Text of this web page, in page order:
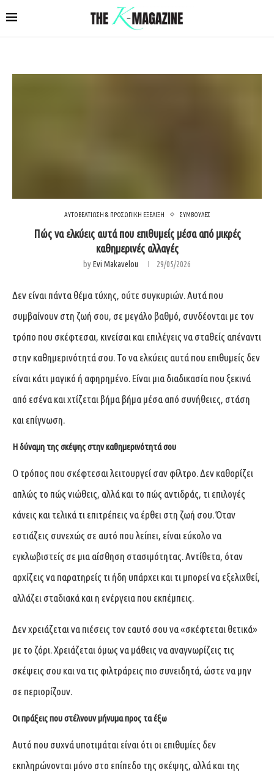
ΑΥΤΟΒΕΛΤΙΩΣΗ & ΠΡΟΣΩΠΙΚΗ ΕΞΕΛΙΞΗ ΣΥΜΒΟΥΛΕΣ
Πώς να ελκύεις αυτά που επιθυμείς μέσα από μικρές
καθημερινές αλλαγές
byEvi Makavelou 29/05/2026
Δεν είναι πάντα θέμα τύχης, ούτε συγκυριών. Αυτά που
συμβαίνουν στη ζωή σου, σε μεγάλο βαθμό, συνδέονται με τον
τρόπο που σκέφτεσαι, κινείσαι και επιλέγεις να σταθείς απέναντι
στην καθημερινότητά σου. Το να ελκύεις αυτά που επιθυμείς δεν
είναι κάτι μαγικό ή αφηρημένο. Είναι μια διαδικασία που ξεκινά
από εσένα και χτίζεται βήμα βήμα μέσα από συνήθειες, στάση
και επίγνωση.
Η δύναμη της σκέψης στην καθημερινότητά σου
Ο τρόπος που σκέφτεσαι λειτουργεί σαν φίλτρο. Δεν καθορίζει
απλώς το πώς νιώθεις, αλλά και το πώς αντιδράς, τι επιλογές
κάνεις και τελικά τι επιτρέπεις να έρθει στη ζωή σου. Όταν
εστιάζεις συνεχώς σε αυτό που λείπει, είναι εύκολο να
εγκλωβιστείς σε μια αίσθηση στασιμότητας. Αντίθετα, όταν
αρχίζεις να παρατηρείς τι ήδη υπάρχει και τι μπορεί να εξελιχθεί,
αλλάζει σταδιακά και η ενέργεια που εκπέμπεις.
Δεν χρειάζεται να πιέσεις τον εαυτό σου να «σκέφτεται θετικά»
με το ζόρι. Χρειάζεται όμως να μάθεις να αναγνωρίζεις τις
σκέψεις σου και να τις φιλτράρεις πιο συνειδητά, ώστε να μην
σε περιορίζουν.
Οι πράξεις που στέλνουν μήνυμα προς τα έξω
Αυτό που συχνά υποτιμάται είναι ότι οι επιθυμίες δεν
εκπληρώνονται μόνο στο επίπεδο της σκέψης, αλλά και της